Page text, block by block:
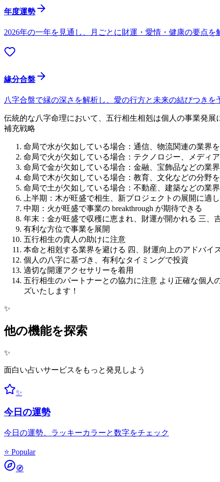
年度運勢
2026年の一年を見通し、月ごとに財運・愛情・健康の要点を
緣分合盤
八字合盤で縁の深さを解析し、愛の行方と未来の結びつきを
伝統的な八字命理において、五行相生相剋は個人の事業発
補充戦略
命局で水が欠如している場合：通信、物流関連の業界
命局で火が欠如している場合：テクノロジー、メディ
命局で金が欠如している場合：金融、宝飾品などの業
命局で木が欠如している場合：教育、文化などの分野
命局で土が欠如している場合：不動産、建築などの業
上半期：木が旺盛で相生、新プロジェクトの展開に適
中期：火が旺盛で事業の breakthrough が期待できる
年末：金が旺盛で収穫に恵まれ、財運が開かれる 三、
有利な方位で事業を展開
五行相生の貴人の助けに注意
本命と相剋する業界を避ける 四、財運向上のアドバイ
個人の八字に基づき、有利なタイミングで投資
適切な開運アクセサリーを着用
五行相生のパートナーとの協力に注意 より正確な個人
ズいたします！
✨
他の機能を探索
✨
面白い占いサービスをもっと発見しよう
✨
今日の運勢
今日の運勢、ラッキーカラーと数字をチェック
⭐ Popular
🧭